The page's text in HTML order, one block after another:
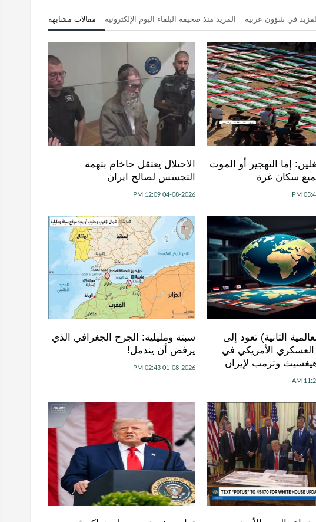
مقالات مشابهه المزيد منذ صحيفة البلقاء اليوم الإلكترونية المزيد في شؤون عربية
إما التهجير أو الموت
سكان غزة
الاحتلال يعتقل حاخام بتهمة
التجسس لصالح ايران
04-08-2026 12:09 PM
الثانية) تعود إلى
العسكري الأمريكي في
وترمب لإيران
سبتة ومليلية: الجرح الجغرافي الذي
يرفض أن يندمل!
01-08-2026 02:43 PM